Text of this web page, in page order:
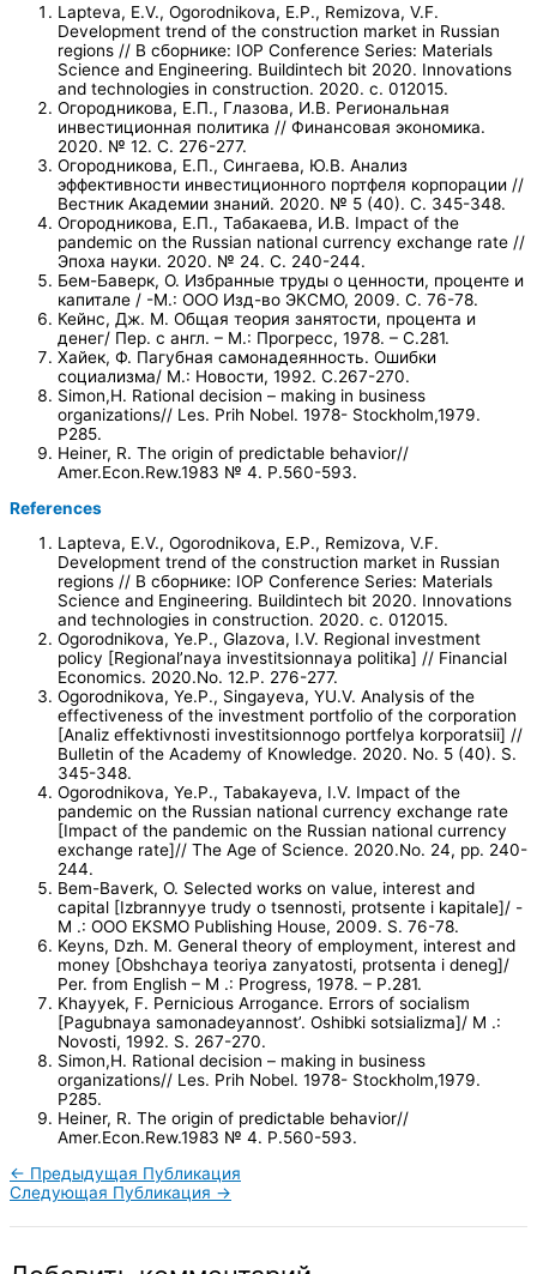
Lapteva, E.V., Ogorodnikova, E.P., Remizova, V.F.
Development trend of the construction market in Russian
regions // В сборнике: IOP Conference Series: Materials
Science and Engineering. Buildintech bit 2020. Innovations
and technologies in construction. 2020. с. 012015.
Огородникова, Е.П., Глазова, И.В. Региональная
инвестиционная политика // Финансовая экономика.
2020. № 12. С. 276-277.
Огородникова, Е.П., Сингаева, Ю.В. Анализ
эффективности инвестиционного портфеля корпорации //
Вестник Академии знаний. 2020. № 5 (40). С. 345-348.
Огородникова, Е.П., Табакаева, И.В. Impact of the
pandemic on the Russian national currency exchange rate //
Эпоха науки. 2020. № 24. С. 240-244.
Бем-Баверк, О. Избранные труды о ценности, проценте и
капитале / -М.: ООО Изд-во ЭКСМО, 2009. С. 76-78.
Кейнс, Дж. М. Общая теория занятости, процента и
денег/ Пер. с англ. – М.: Прогресс, 1978. – С.281.
Хайек, Ф. Пагубная самонадеянность. Ошибки
социализма/ М.: Новости, 1992. С.267-270.
Simon,H. Rational decision – making in business
organizations// Les. Prih Nobel. 1978- Stockholm,1979.
P285.
Heiner, R. The origin of predictable behavior//
Amer.Econ.Rew.1983 № 4. P.560-593.
References
Lapteva, E.V., Ogorodnikova, E.P., Remizova, V.F.
Development trend of the construction market in Russian
regions // В сборнике: IOP Conference Series: Materials
Science and Engineering. Buildintech bit 2020. Innovations
and technologies in construction. 2020. с. 012015.
Ogorodnikova, Ye.P., Glazova, I.V. Regional investment
policy [Regional’naya investitsionnaya politika] // Financial
Economics. 2020.No. 12.P. 276-277.
Ogorodnikova, Ye.P., Singayeva, YU.V. Analysis of the
effectiveness of the investment portfolio of the corporation
[Analiz effektivnosti investitsionnogo portfelya korporatsii] //
Bulletin of the Academy of Knowledge. 2020. No. 5 (40). S.
345-348.
Ogorodnikova, Ye.P., Tabakayeva, I.V. Impact of the
pandemic on the Russian national currency exchange rate
[Impact of the pandemic on the Russian national currency
exchange rate]// The Age of Science. 2020.No. 24, pp. 240-
244.
Bem-Baverk, O. Selected works on value, interest and
capital [Izbrannyye trudy o tsennosti, protsente i kapitale]/ -
M .: OOO EKSMO Publishing House, 2009. S. 76-78.
Keyns, Dzh. M. General theory of employment, interest and
money [Obshchaya teoriya zanyatosti, protsenta i deneg]/
Per. from English – M .: Progress, 1978. – P.281.
Khayyek, F. Pernicious Arrogance. Errors of socialism
[Pagubnaya samonadeyannost’. Oshibki sotsializma]/ M .:
Novosti, 1992. S. 267-270.
Simon,H. Rational decision – making in business
organizations// Les. Prih Nobel. 1978- Stockholm,1979.
P285.
Heiner, R. The origin of predictable behavior//
Amer.Econ.Rew.1983 № 4. P.560-593.
← Предыдущая Публикация
Следующая Публикация →